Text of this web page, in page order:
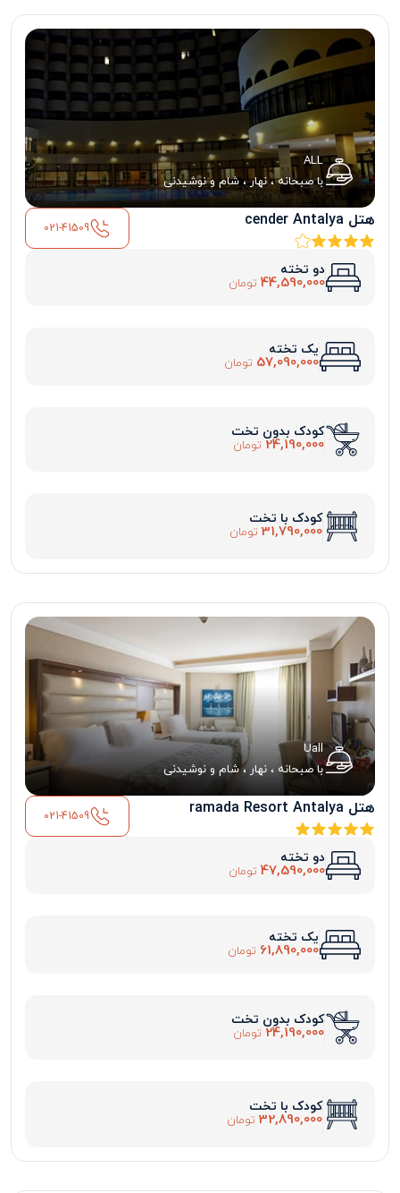
ALL
با صبحانه ، نهار ، شام و نوشیدنی
هتل cender Antalya 021-41509
دو تخته
44,590,000 تومان
یک تخته
57,090,000 تومان
کودک بدون تخت
24,190,000 تومان
کودک با تخت
31,790,000 تومان
Uall
با صبحانه ، نهار ، شام و نوشیدنی
هتل ramada Resort Antalya 021-41509
دو تخته
47,590,000 تومان
یک تخته
61,890,000 تومان
کودک بدون تخت
24,190,000 تومان
کودک با تخت
32,890,000 تومان